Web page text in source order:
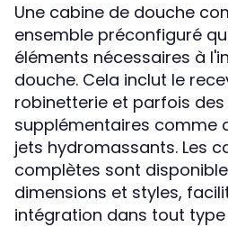
Une cabine de douche
ensemble préconfiguré
éléments nécessaires à
douche. Cela inclut le
robinetterie et parfois
supplémentaires comme
jets hydromassants. Les
complètes sont
dimensions et styles,
intégration dans tout type